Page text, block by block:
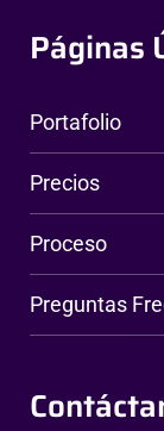
Páginas
Portafolio
Precios
Proceso
Preguntas